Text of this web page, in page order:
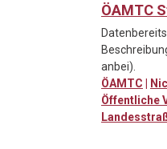
ÖAMTC
anbei).
ÖAMTC |
Öffentliche